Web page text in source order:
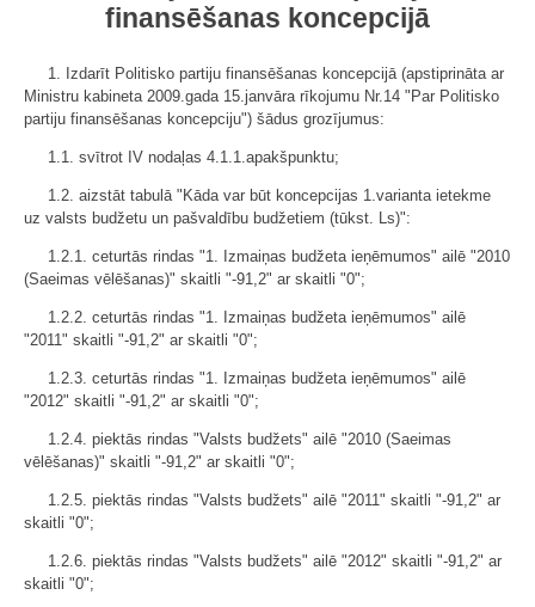
finansēšanas koncepcijā
1. Izdarīt Politisko partiju finansēšanas koncepcijā (apstiprināta ar
Ministru kabineta 2009.gada 15.janvāra rīkojumu Nr.14 "Par Politisko
partiju finansēšanas koncepciju") šādus grozījumus:
1.1. svītrot IV nodaļas 4.1.1.apakšpunktu;
1.2. aizstāt tabulā "Kāda var būt koncepcijas 1.varianta ietekme
uz valsts budžetu un pašvaldību budžetiem (tūkst. Ls)":
1.2.1. ceturtās rindas "1. Izmaiņas budžeta ieņēmumos" ailē "2010
(Saeimas vēlēšanas)" skaitli "-91,2" ar skaitli "0";
1.2.2. ceturtās rindas "1. Izmaiņas budžeta ieņēmumos" ailē
"2011" skaitli "-91,2" ar skaitli "0";
1.2.3. ceturtās rindas "1. Izmaiņas budžeta ieņēmumos" ailē
"2012" skaitli "-91,2" ar skaitli "0";
1.2.4. piektās rindas "Valsts budžets" ailē "2010 (Saeimas
vēlēšanas)" skaitli "-91,2" ar skaitli "0";
1.2.5. piektās rindas "Valsts budžets" ailē "2011" skaitli "-91,2" ar
skaitli "0";
1.2.6. piektās rindas "Valsts budžets" ailē "2012" skaitli "-91,2" ar
skaitli "0";